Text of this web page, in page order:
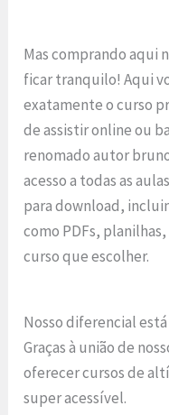
Mas comprando aqui
ficar tranquilo! Aqui
exatamente o curso
de assistir online ou
renomado autor
acesso a todas as
para download,
como PDFs,
curso que escolher.
Nosso diferencial
Graças à união de
oferecer cursos de
super acessível.